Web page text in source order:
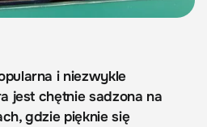
i niezwykle
jest chętnie sadzona na
gdzie pięknie się